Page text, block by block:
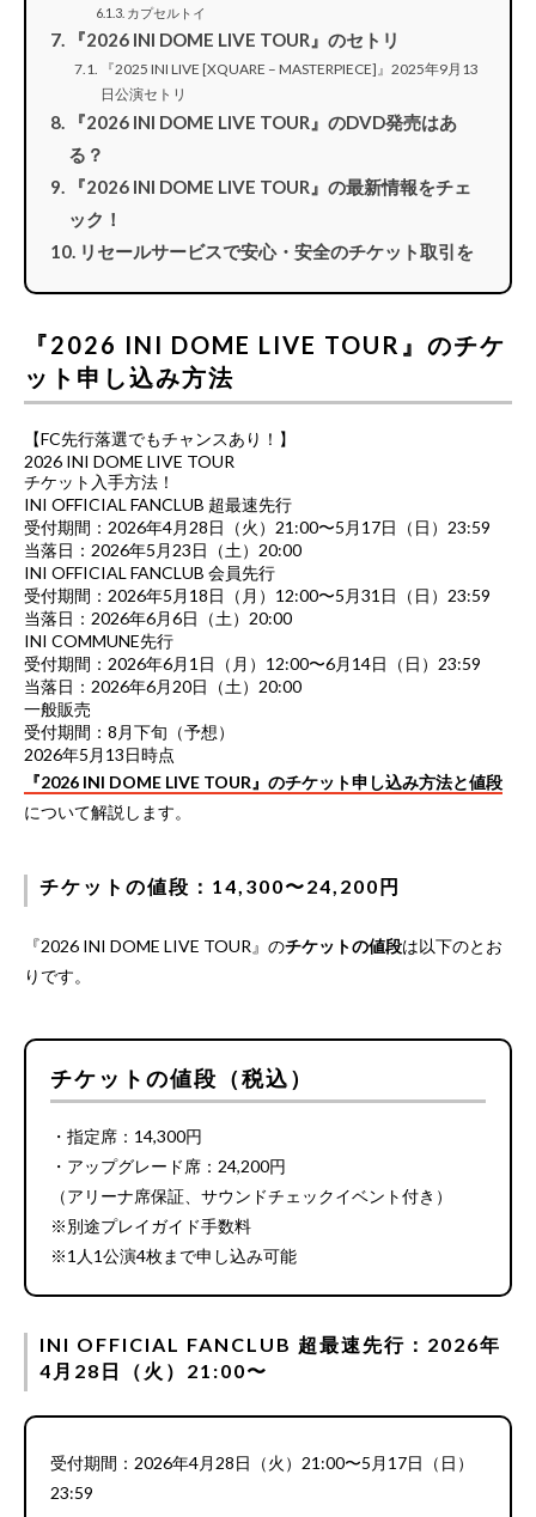
カプセルトイ
『2026 INI DOME LIVE TOUR』のセトリ
『2025 INI LIVE [XQUARE – MASTERPIECE]』2025年9月13
日公演セトリ
『2026 INI DOME LIVE TOUR』のDVD発売はあ
る？
『2026 INI DOME LIVE TOUR』の最新情報をチェ
ック！
リセールサービスで安心・安全のチケット取引を
『2026 INI DOME LIVE TOUR』のチケ
ット申し込み方法
【FC先行落選でもチャンスあり！】
2026 INI DOME LIVE TOUR
チケット入手方法！
INI OFFICIAL FANCLUB 超最速先行
受付期間：2026年4月28日（火）21:00〜5月17日（日）23:59
当落日：2026年5月23日（土）20:00
INI OFFICIAL FANCLUB 会員先行
受付期間：2026年5月18日（月）12:00〜5月31日（日）23:59
当落日：2026年6月6日（土）20:00
INI COMMUNE先行
受付期間：2026年6月1日（月）12:00〜6月14日（日）23:59
当落日：2026年6月20日（土）20:00
一般販売
受付期間：8月下旬（予想）
2026年5月13日時点
『2026 INI DOME LIVE TOUR』のチケット申し込み方法と値段
について解説します。
チケットの値段：14,300〜24,200円
『2026 INI DOME LIVE TOUR』のチケットの値段は以下のとお
りです。
チケットの値段（税込）
・指定席：14,300円
・アップグレード席：24,200円
（アリーナ席保証、サウンドチェックイベント付き）
※別途プレイガイド手数料
※1人1公演4枚まで申し込み可能
INI OFFICIAL FANCLUB 超最速先行：2026年
4月28日（火）21:00〜
受付期間：2026年4月28日（火）21:00〜5月17日（日）
23:59